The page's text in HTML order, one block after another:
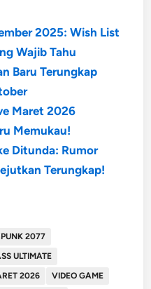
2025: Wish List
Wajib Tahu
Baru Terungkap
Maret 2026
Memukau!
Ditunda: Rumor
Terungkap!
2077
ULTIMATE
2026
VIDEO GAME